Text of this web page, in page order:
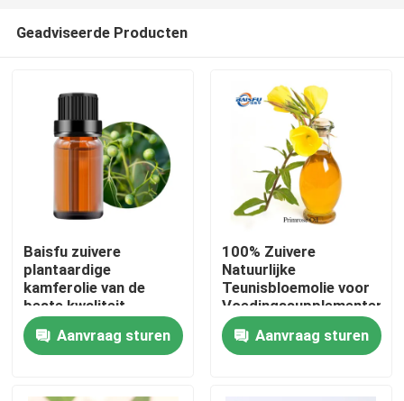
Thuis
Producten
Geadviseerde Producten
Baisfu zuivere
plantaardige
kamferolie van de
beste kwaliteit
lichtgeel oliehoudende
vloeistof voor
specerijen en
grondstoffen
Aanvraag sturen
100% Zuivere
Natuurlijke
Teunisbloemolie voor
Voedingssupplementen,
Huidverzorging en
Persoonlijke
Verzorgingsproducten
Aanvraag sturen